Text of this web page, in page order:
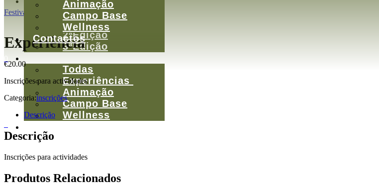
Festival da MontanhaO Festival
1ªEdição
2ªEdição
3ªEdição
Todas
Experiências
Animação
Campo Base
Wellness
Animação
Campo Base
Wellness
Contactos
0
Experiência
€20.00
Inscrições para actividades
Categoria:inscrições
Descrição
Descrição
Inscrições para actividades
Produtos Relacionados